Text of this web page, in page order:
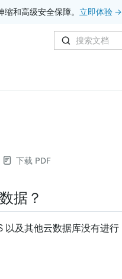
和高级安全保障。 立即体验 →
下载 PDF
据？
以及其他云数据库没有进行